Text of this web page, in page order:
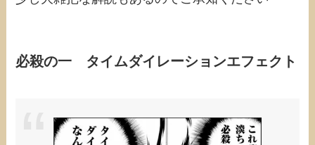
必殺の一 タイムダイレーションエフェクト